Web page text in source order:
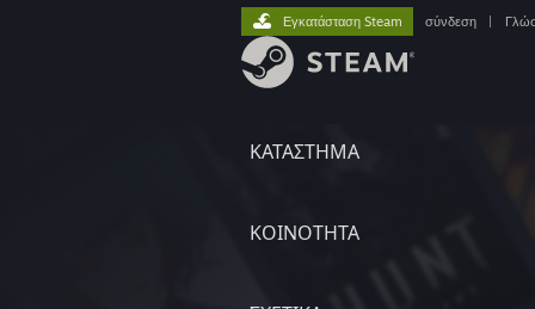
ΚΑΤΑΣΤΗΜΑ
ΚΟΙΝΟΤΗΤΑ
Εγκατάσταση Steam σύνδεση